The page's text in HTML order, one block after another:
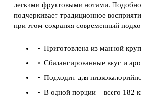
легкими фруктовыми нотами.
подчеркивает традиционное
при этом сохраняя современный
Приготовлена из манной
Сбалансированные вкус и
Подходит для
В одной порции – всего 182